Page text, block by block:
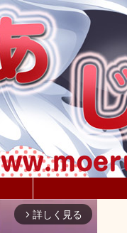
arrow_forward_ios 詳しく見る